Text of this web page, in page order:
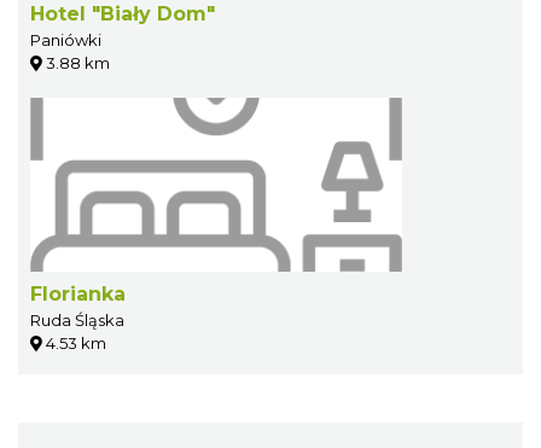
Hotel "Biały Dom"
Paniówki
3.88 km
Florianka
Ruda Śląska
4.53 km